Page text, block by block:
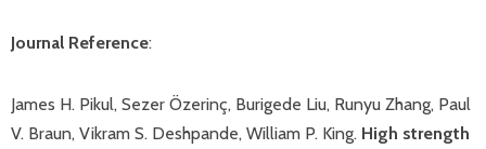
Journal Reference:
James H. Pikul, Sezer Özerinç, Burigede Liu, Runyu Zhang, Paul
V. Braun, Vikram S. Deshpande, William P. King. High strength